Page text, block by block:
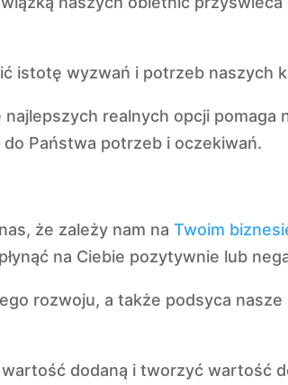
istotę wyzwań i potrzeb naszych
najlepszych realnych opcji pomaga
Państwa potrzeb i oczekiwań.
że zależy nam na Twoim
na Ciebie pozytywnie lub
rozwoju, a także podsyca
dodaną i tworzyć wartość